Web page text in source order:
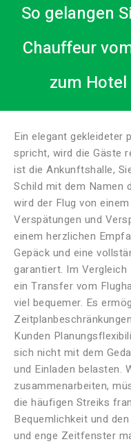
So gelangen
Chauffeur
zum
Ein elegant gekleideter
spricht, wird die Gäste
ist die Ankunftshalle,
Schild mit dem Namen
wird der Flug von
Verspätungen und
einem herzlichen
Gepäck und eine
garantiert. Im
ein Transfer vom
viel bequemer. Es
Kunden
sich nicht mit dem
und Einladen belasten.
zusammenarbeiten,
die häufigen Streiks
Bequemlichkeit und
und enge Zeitfenster